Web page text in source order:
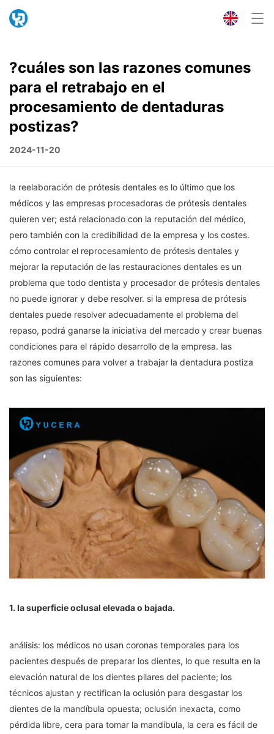
?cuáles son las razones comunes
para el retrabajo en el
procesamiento de dentaduras
postizas?
2024-11-20
la reelaboración de prótesis dentales es lo último que los
médicos y las empresas procesadoras de prótesis dentales
quieren ver; está relacionado con la reputación del médico,
pero también con la credibilidad de la empresa y los costes.
cómo controlar el reprocesamiento de prótesis dentales y
mejorar la reputación de las restauraciones dentales es un
problema que todo dentista y procesador de prótesis dentales
no puede ignorar y debe resolver. si la empresa de prótesis
dentales puede resolver adecuadamente el problema del
repaso, podrá ganarse la iniciativa del mercado y crear buenas
condiciones para el rápido desarrollo de la empresa. las
razones comunes para volver a trabajar la dentadura postiza
son las siguientes:
1. la superficie oclusal elevada o bajada.
análisis: los médicos no usan coronas temporales para los
pacientes después de preparar los dientes, lo que resulta en la
elevación natural de los dientes pilares del paciente; los
técnicos ajustan y rectifican la oclusión para desgastar los
dientes de la mandíbula opuesta; oclusión inexacta, como
pérdida libre, cera para tomar la mandíbula, la cera es fácil de